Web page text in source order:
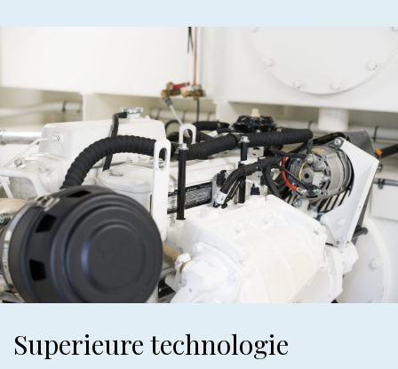
Superieure technologie